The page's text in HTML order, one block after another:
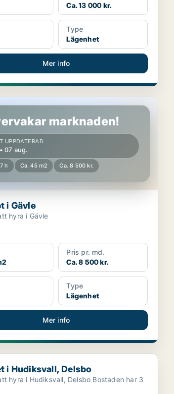
Ca. 13 000 kr.
Type
Lägenhet
Mer info
marknaden!
UPPDATERAD
07 aug.
h Ca. 45 m2 Ca. 8 500 kr.
i Gävle
hyra i Gävle
Pris pr. md.
Ca. 8 500 kr.
Type
Lägenhet
Mer info
Delsbo
i Hudiksvall, Delsbo
i Hudiksvall, Delsbo Bostaden har 3